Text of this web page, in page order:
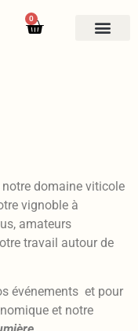
0
notre domaine viticole
vignoble à
amateurs
travail autour de
événements et pour
et notre